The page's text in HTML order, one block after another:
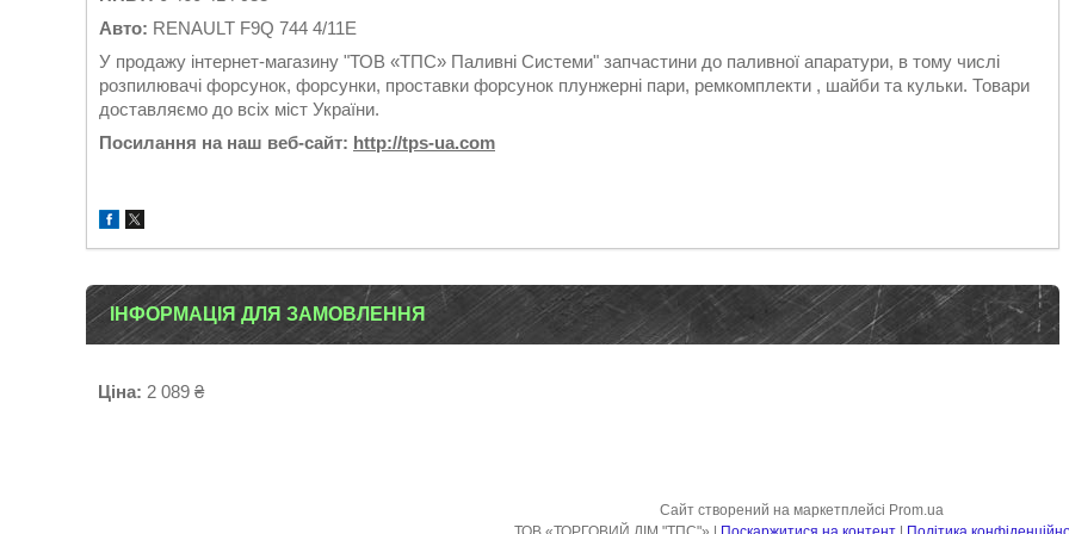
Авто: RENAULT F9Q 744 4/11E
У продажу інтернет-магазину "ТОВ «ТПС» Паливні Системи" запчастини до паливної апаратури, в тому числі
розпилювачі форсунок, форсунки, проставки форсунок плунжерні пари, ремкомплекти , шайби та кульки. Товари
доставляємо до всіх міст України.
Посилання на наш веб-сайт: http://tps-ua.com
ІНФОРМАЦІЯ ДЛЯ ЗАМОВЛЕННЯ
Ціна: 2 089 ₴
Сайт створений на маркетплейсі Prom.ua